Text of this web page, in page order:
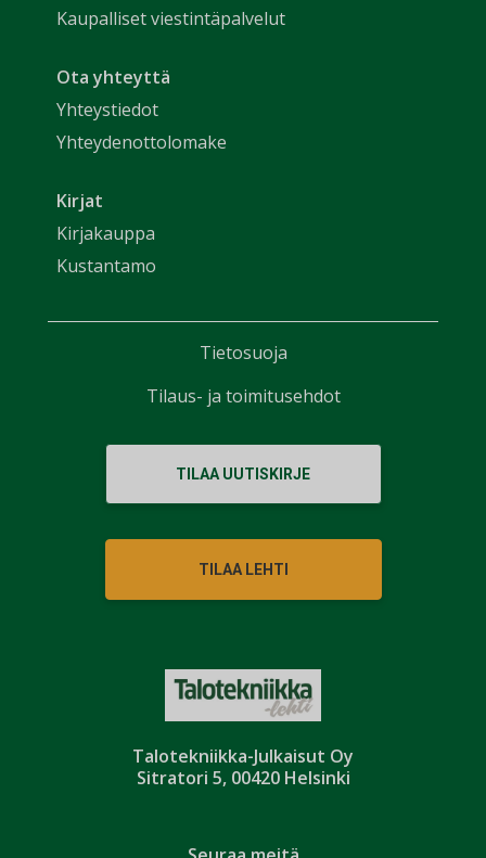
Talotekniikka-Julkaisut Oy
Sitratori 5, 00420 Helsinki
Kaupalliset viestintäpalvelut
Ota yhteyttä
Yhteystiedot
Yhteydenottolomake
Kirjat
Kirjakauppa
Kustantamo
TILAA UUTISKIRJE
TILAA LEHTI
Tietosuoja
Tilaus- ja toimitusehdot